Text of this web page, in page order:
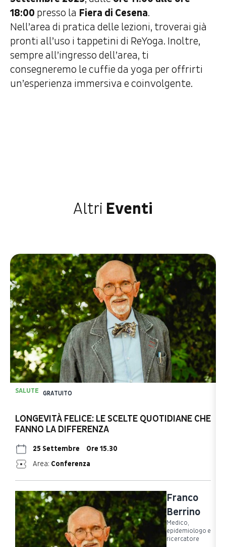
18:00 presso la Fiera di Cesena.
Nell’area di pratica delle lezioni, troverai già
pronti all’uso i tappetini di ReYoga. Inoltre,
sempre all’ingresso dell’area, ti
consegneremo le cuffie da yoga per offrirti
un’esperienza immersiva e coinvolgente.
Altri Eventi
SALUTE GRATUITO
LONGEVITÀ FELICE: LE SCELTE QUOTIDIANE CHE
FANNO LA DIFFERENZA
25 Settembre
Ore 15.30
Area: Conferenza
Franco
Berrino
Medico,
epidemiologo e
ricercatore